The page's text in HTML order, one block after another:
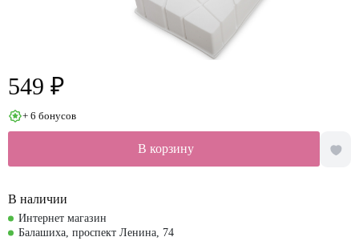
549 ₽
+ 6 бонусов
В корзину
В наличии
Интернет магазин
Балашиха, проспект Ленина, 74